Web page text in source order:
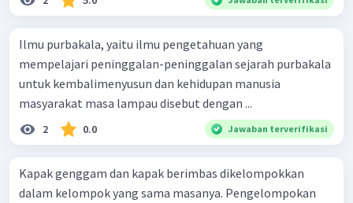
Ilmu purbakala, yaitu ilmu pengetahuan yang
mempelajari peninggalan-peninggalan sejarah purbakala
untuk kembalimenyusun dan kehidupan manusia
masyarakat masa lampau disebut dengan ...
2 0.0 Jawaban terverifikasi
Kapak genggam dan kapak berimbas dikelompokkan
dalam kelompok yang sama masanya. Pengelompokan